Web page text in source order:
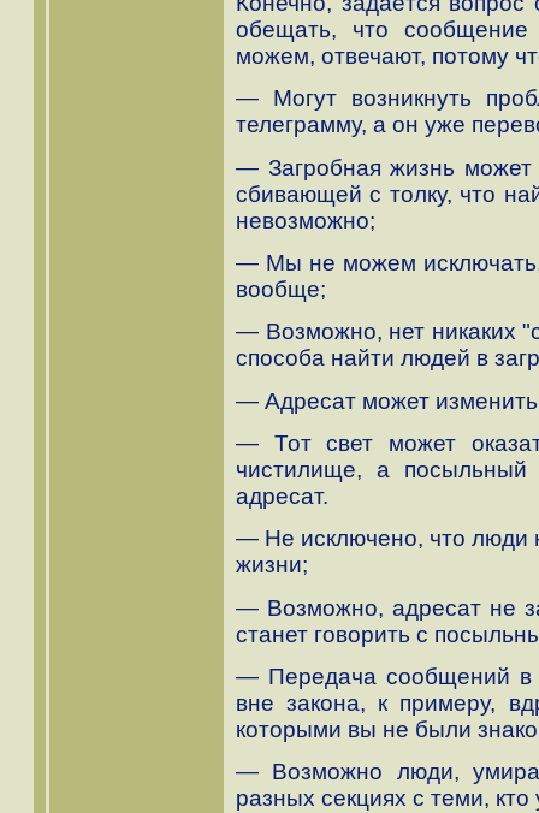
обещать, что
можем, отвечают, потому
— Могут возникнуть
телеграмму, а он уже
— Загробная жизнь может
сбивающей с толку, что
невозможно;
— Мы не можем исключать,
вообще;
— Возможно, нет никаких
способа найти людей в
— Адресат может
— Тот свет может
чистилище, а
адресат.
— Не исключено, что люди
жизни;
— Возможно, адресат не
станет говорить с
— Передача сообщений в
вне закона, к примеру,
которыми вы не были
— Возможно люди,
разных секциях с теми,